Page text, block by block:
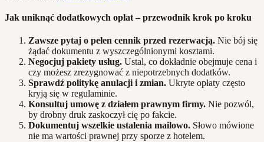
Jak uniknąć dodatkowych opłat – przewodnik krok po kroku
Zawsze pytaj o pełen cennik przed rezerwacją. Nie bój się
żądać dokumentu z wyszczególnionymi kosztami.
Negocjuj pakiety usług. Ustal, co dokładnie obejmuje cena i
czy możesz zrezygnować z niepotrzebnych dodatków.
Sprawdź politykę anulacji i zmian. Ukryte opłaty często
kryją się w regulaminie.
Konsultuj umowę z działem prawnym firmy. Nie pozwól,
by drobny druk zaskoczył cię po fakcie.
Dokumentuj wszelkie ustalenia mailowo. Słowo mówione
nie ma wartości prawnej przy sporze z hotelem.